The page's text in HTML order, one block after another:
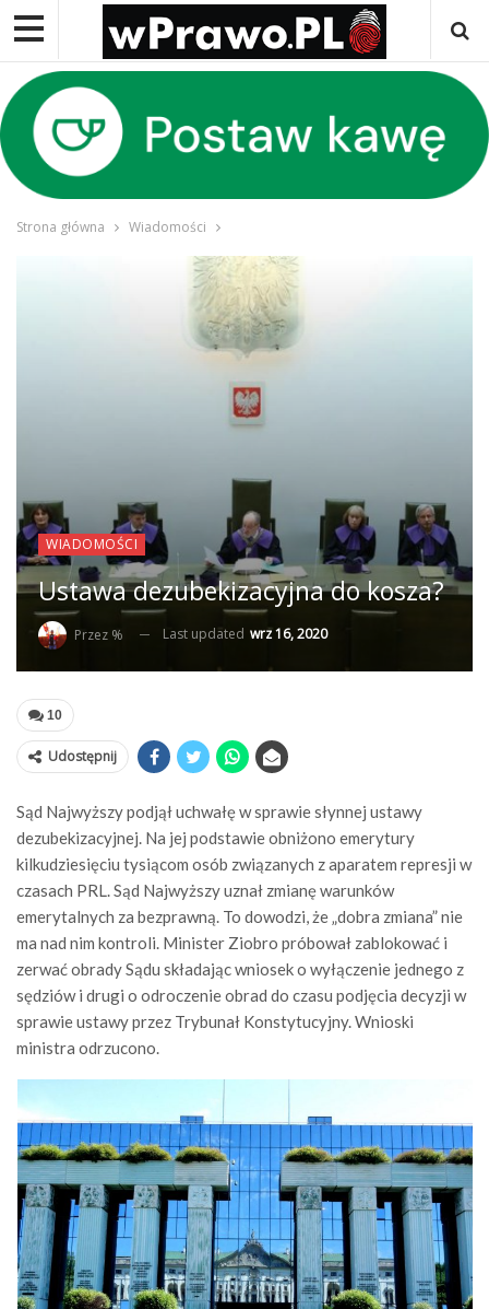
Strona główna Wiadomości
WIADOMOŚCI
Ustawa dezubekizacyjna do kosza?
Przez % Last updated wrz 16, 2020
10
Udostępnij
Sąd Najwyższy podjął uchwałę w sprawie słynnej ustawy
dezubekizacyjnej. Na jej podstawie obniżono emerytury
kilkudziesięciu tysiącom osób związanych z aparatem represji w
czasach PRL. Sąd Najwyższy uznał zmianę warunków
emerytalnych za bezprawną. To dowodzi, że „dobra zmiana” nie
ma nad nim kontroli. Minister Ziobro próbował zablokować i
zerwać obrady Sądu składając wniosek o wyłączenie jednego z
sędziów i drugi o odroczenie obrad do czasu podjęcia decyzji w
sprawie ustawy przez Trybunał Konstytucyjny. Wnioski
ministra odrzucono.